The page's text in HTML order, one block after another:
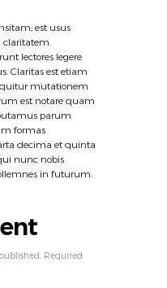
est usus
lectores legere
Claritas est etiam
mutationem
est notare quam
parum
formas
decima et quinta
nunc nobis
in futurum.
Required